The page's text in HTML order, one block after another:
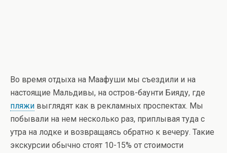
Во время отдыха на Маафуши мы съездили и на
настоящие Мальдивы, на остров-баунти Бияду, где
пляжи выглядят как в рекламных проспектах. Мы
побывали на нем несколько раз, приплывая туда с
утра на лодке и возвращаясь обратно к вечеру. Такие
экскурсии обычно стоят 10-15% от стоимости